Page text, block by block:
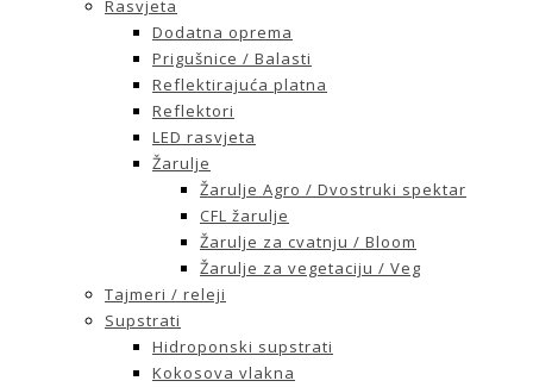
Rasvjeta
Dodatna oprema
Prigušnice / Balasti
Reflektirajuća platna
Reflektori
LED rasvjeta
Žarulje
Žarulje Agro / Dvostruki spektar
CFL žarulje
Žarulje za cvatnju / Bloom
Žarulje za vegetaciju / Veg
Tajmeri / releji
Supstrati
Hidroponski supstrati
Kokosova vlakna